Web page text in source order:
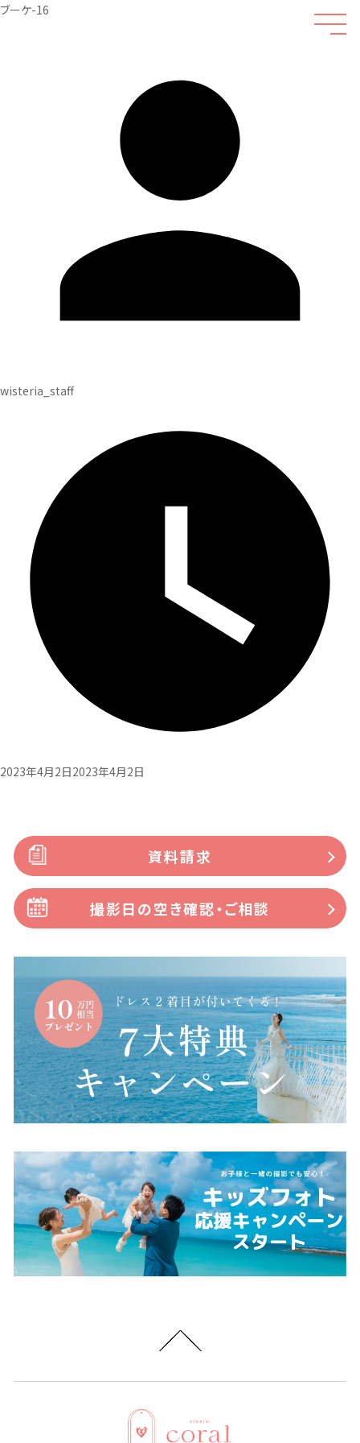
ブーケ-16
投
wisteria_staff
2023年4月2日2023年4月2日
資料請求
撮影日の空き確認・ご相談